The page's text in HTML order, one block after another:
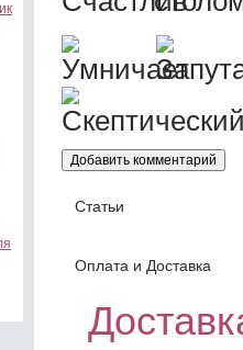
Статьи
Оплата и Доставка